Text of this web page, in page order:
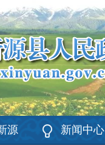
源 新闻中心